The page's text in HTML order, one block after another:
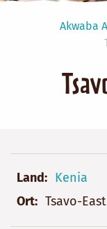
Akwaba
Land
Kenia
Ort
Tsavo-